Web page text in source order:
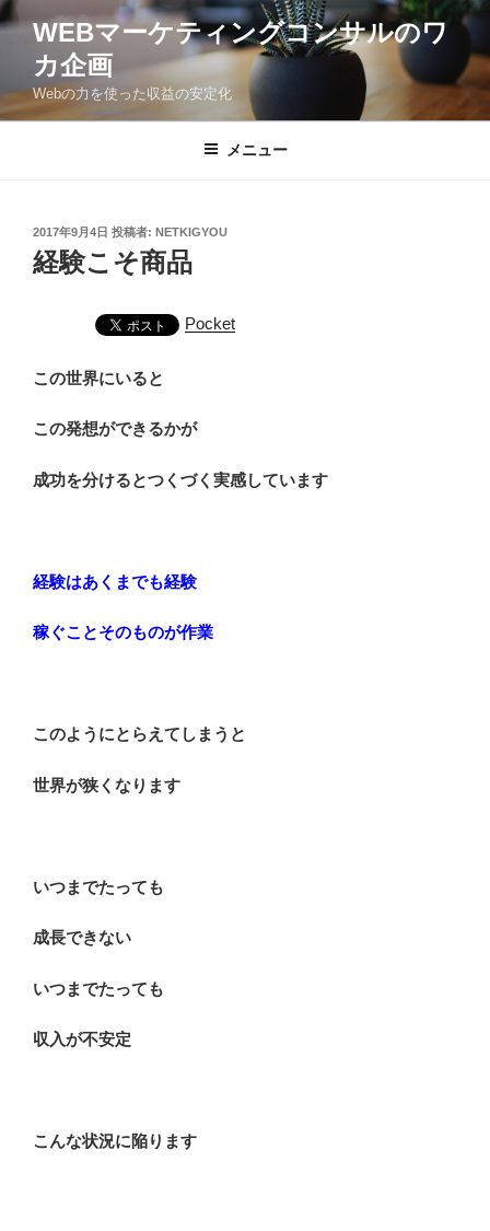
コ
ン
ツ
WEBマーケティングコンサルのワ
カ企画
Webの力を使った収益の安定化
メニュー
投
稿
日:
2017年9月4日 投稿者: NETKIGYOU
経験こそ商品
Pocket
この世界にいると
この発想ができるかが
成功を分けるとつくづく実感しています
経験はあくまでも経験
稼ぐことそのものが作業
このようにとらえてしまうと
世界が狭くなります
いつまでたっても
成長できない
いつまでたっても
収入が不安定
こんな状況に陥ります